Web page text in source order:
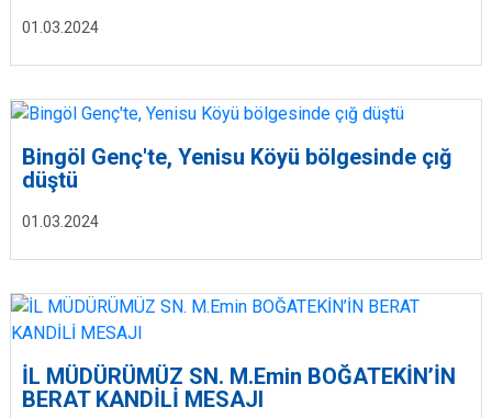
01.03.2024
01.03.2024
Bingöl Genç'te, Yenisu Köyü bölgesinde çığ
düştü
İL MÜDÜRÜMÜZ SN. M.Emin BOĞATEKİN’İN
BERAT KANDİLİ MESAJI